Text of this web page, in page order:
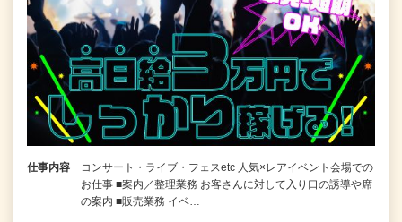
仕事内容
コンサート・ライブ・フェスetc 人気×レアイベント会場での
お仕事 ■案内／整理業務 お客さんに対して入り口の誘導や席
の案内 ■販売業務 イベ…